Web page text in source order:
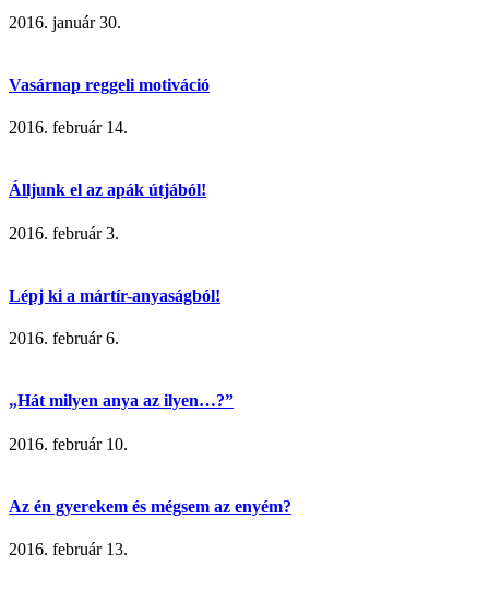
2016. január 30.
Vasárnap reggeli motiváció
2016. február 14.
Álljunk el az apák útjából!
2016. február 3.
Lépj ki a mártír-anyaságból!
2016. február 6.
„Hát milyen anya az ilyen…?”
2016. február 10.
Az én gyerekem és mégsem az enyém?
2016. február 13.